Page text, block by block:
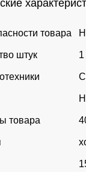
товара
штук 1
товара